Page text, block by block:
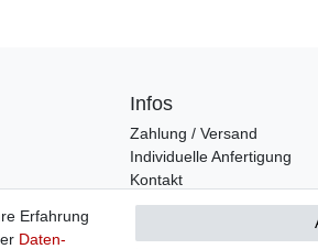
Infos
Zahlung / Versand
Individuelle Anfertigung
Kontakt
Erfahrung
Daten­